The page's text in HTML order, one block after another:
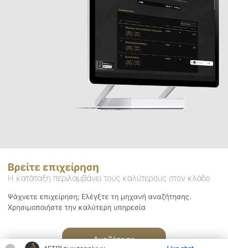
Βρείτε επιχείρηση
Η κατάταξη περιλαμβάνει τους καλύτερους στον κλάδο
Ψάχνετε επιχείρηση; Ελέγξτε τη μηχανή αναζήτησης.
Χρησιμοποιήστε την καλύτερη υπηρεσία
Αναζήτηση